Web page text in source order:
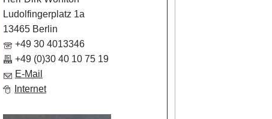
Ludolfingerplatz 1a
13465 Berlin
+49 30 4013346
+49 (0)30 40 10 75 19
E-Mail
Internet